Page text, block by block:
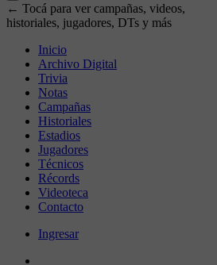
← Tocá para ver campañas, videos,
historiales, jugadores, DTs y más
Inicio
Archivo Digital
Trivia
Notas
Campañas
Historiales
Estadios
Jugadores
Técnicos
Récords
Videoteca
Contacto
Ingresar